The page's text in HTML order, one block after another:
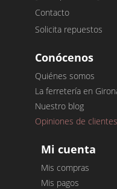
Contacto
Solicita repuestos
Conócenos
Quiénes somos
La ferretería en
Nuestro blog
Opiniones de clientes
Mi cuenta
Mis compras
Mis pagos